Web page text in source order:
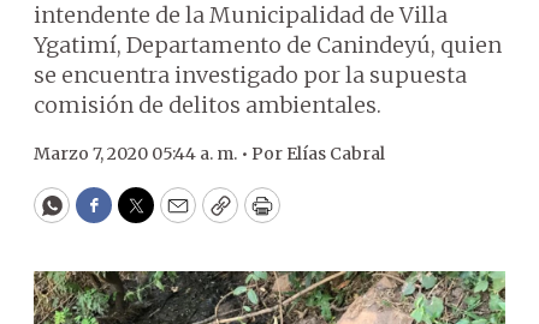
intendente de la Municipalidad de Villa
Ygatimí, Departamento de Canindeyú, quien
se encuentra investigado por la supuesta
comisión de delitos ambientales.
Marzo 7, 2020 05:44 a. m. • Por Elías Cabral
WhatsApp
Facebook
Twitter
EmailCopyPrint